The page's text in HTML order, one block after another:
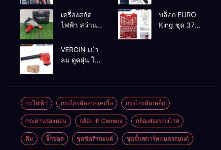
2-26 DFR ทุ่น
ทองแดงแท้
100%
เครื่องสกัด
ไฟฟ้า สว่าน
MAKTEC รุ่น MT2926A
บล็อก EURO
King ชุด 37
VERGIN เป่า
ลม ดูดฝุ่น ไร้
กบไฟฟ้า กรรไกรตัดสายเคเบิ้ล กรรไกรตัดเหล็ก
กระดานรองนอน กล้อง IP Camera กล้องส่องทางไกล
คีม จิ๊กซอล ชุดขัดสีรถยนต์​ ชุดจั้มสตาร์ทแบตรถยนต์